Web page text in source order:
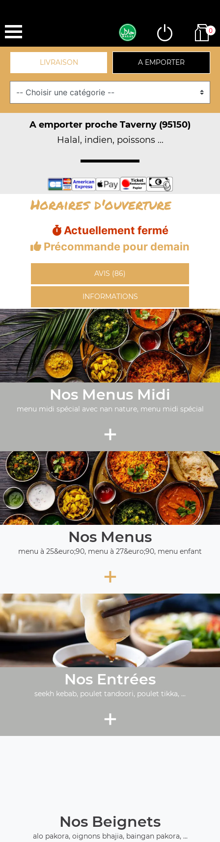
0
LIVRAISON A EMPORTER
A emporter proche Taverny (95150)
Halal, indien, poissons ...
Horaires d'ouverture
Actuellement fermé
Précommande pour demain
AVIS (86)
INFORMATIONS
Nos Menus Midi
menu midi spécial avec nan nature, menu midi spécial
+
Nos Menus
menu à 25&euro;90, menu à 27&euro;90, menu enfant
+
Nos Entrées
seekh kebab, poulet tandoori, poulet tikka, ...
+
Nos Beignets
alo pakora, oignons bhajia, baingan pakora, ...